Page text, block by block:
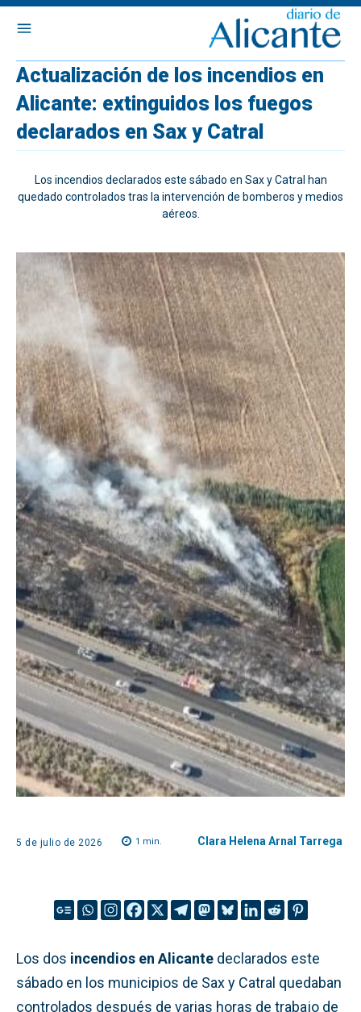
Actualización de los incendios en
Alicante: extinguidos los fuegos
declarados en Sax y Catral
Los incendios declarados este sábado en Sax y Catral han
quedado controlados tras la intervención de bomberos y medios
aéreos.
5 de julio de 2026 1 min. Clara Helena Arnal Tarrega
Los dos incendios en Alicante declarados este
sábado en los municipios de Sax y Catral quedaban
controlados después de varias horas de trabajo de